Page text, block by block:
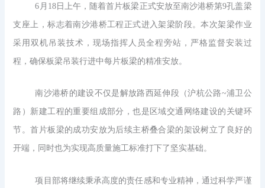
6月18日上午，随着首片板梁正式安放至南沙港桥第9孔盖梁
支座上，标志着南沙港桥工程正式进入架梁阶段。本次架梁作业
采用双机吊装技术，现场指挥人员全程旁站，严格监督安装过
程，确保板梁吊装行进中每片板梁的精准安放。
南沙港桥的建设不仅是解放路西延伸段（沪杭公路~浦卫公
路）新建工程的重要组成部分，也是区域交通网络建设的关键环
节。首片板梁的成功安放为后续主桥叠合梁的架设树立了良好的
开端，同时也为实现高质量施工标准打下了坚实基础。
项目部将继续秉承高度的责任感和专业精神，通过科学严谨